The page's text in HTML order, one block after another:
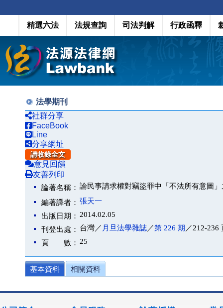
精選六法 法規查詢 司法判解 行政函釋
法學期刊
社群分享
FaceBook
Line
分享網址
請收錄全文
意見回饋
友善列印
論著名稱： 論民事請求權對竊盜罪中「不法所有意圖
編著譯者： 張天一
出版日期： 2014.02.05
刊登出處： 台灣／ 月旦法學雜誌／第 226 期 ／212-236
頁 數： 25
基本資料 相關資料